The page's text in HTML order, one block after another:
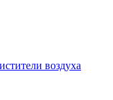
воздуха